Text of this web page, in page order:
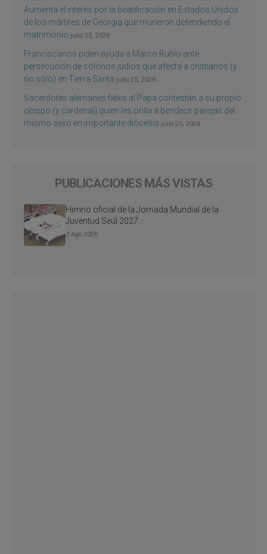
Aumenta el interés por la beatificación en Estados Unidos
de los mártires de Georgia que murieron defendiendo el
matrimonio julio 25, 2026
Franciscanos piden ayuda a Marco Rubio ante
persecución de colonos judíos que afecta a cristianos (y
no sólo) en Tierra Santa julio 25, 2026
Sacerdotes alemanes fieles al Papa contestan a su propio
obispo (y cardenal) quien les orilla a bendecir parejas del
mismo sexo en importante diócesis julio 25, 2026
PUBLICACIONES MÁS VISTAS
Himno oficial de la Jornada Mundial de la
Juventud Seúl 2027
3 Ago 2026